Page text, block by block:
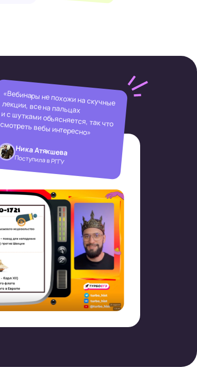
«Вебинары не похожи на скучные лекции, все на пальцах
и с шутками объясняется, так что смотреть вебы интересно»
Ника Атякшева
Поступила в РГГУ